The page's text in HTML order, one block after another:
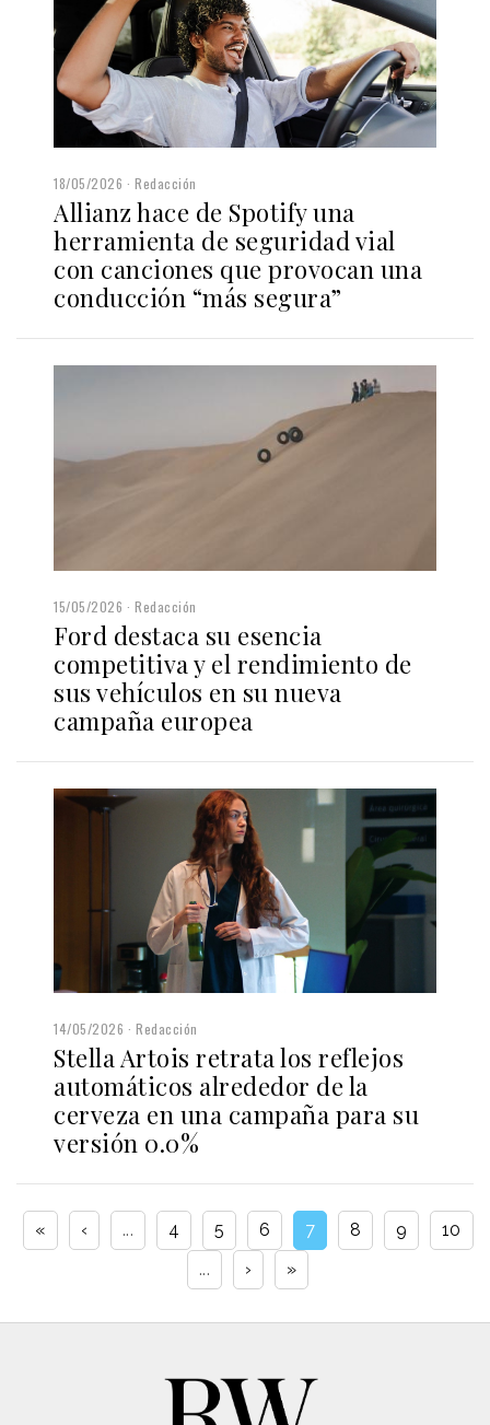
18/05/2026 Redacción
Allianz hace de Spotify una
herramienta de seguridad vial
con canciones que provocan una
conducción “más segura”
15/05/2026 Redacción
Ford destaca su esencia
competitiva y el rendimiento de
sus vehículos en su nueva
campaña europea
14/05/2026 Redacción
Stella Artois retrata los reflejos
automáticos alrededor de la
cerveza en una campaña para su
versión 0.0%
« ‹ ... 4 5 6 7 8 9
10
...
› »